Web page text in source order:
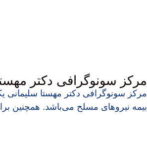
مرکز سونوگرافی دکتر
مرکز سونوگرافی دکتر مهستا سلیمانی
بیمه نیروهای مسلح می‌باشد. همچنین